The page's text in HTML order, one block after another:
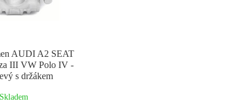
AUDI A2 SEAT
III VW Polo IV -
s držákem
Skladem